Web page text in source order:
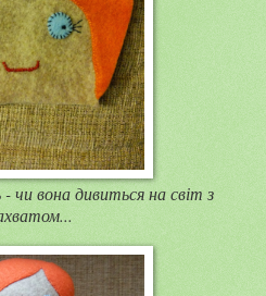
чи вона дивиться на світ з